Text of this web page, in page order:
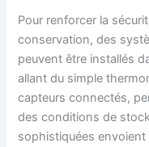
Pour renforcer la
conservation, des
peuvent être installés
allant du simple
capteurs connectés,
des conditions de
sophistiquées